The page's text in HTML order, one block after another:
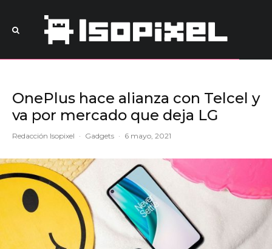
OnePlus hace alianza con Telcel y
va por mercado que deja LG
Redacción Isopixel · Gadgets · 6 mayo, 2021